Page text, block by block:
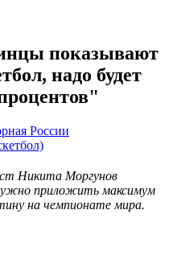
показывают
надо будет
России
Никита Моргунов
приложить максимум
на чемпионате мира.